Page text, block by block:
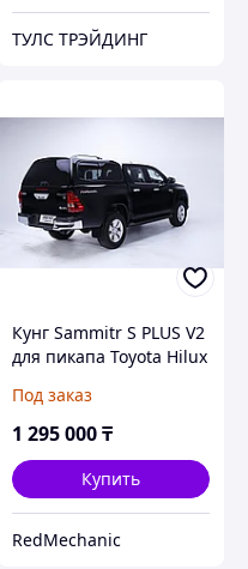
ТУЛС ТРЭЙДИНГ
Кунг Sammitr S PLUS V2
для пикапа Toyota Hilux
(раздвижные боковые
стекла)
Под заказ
1 295 000₸
Купить
RedMechanic